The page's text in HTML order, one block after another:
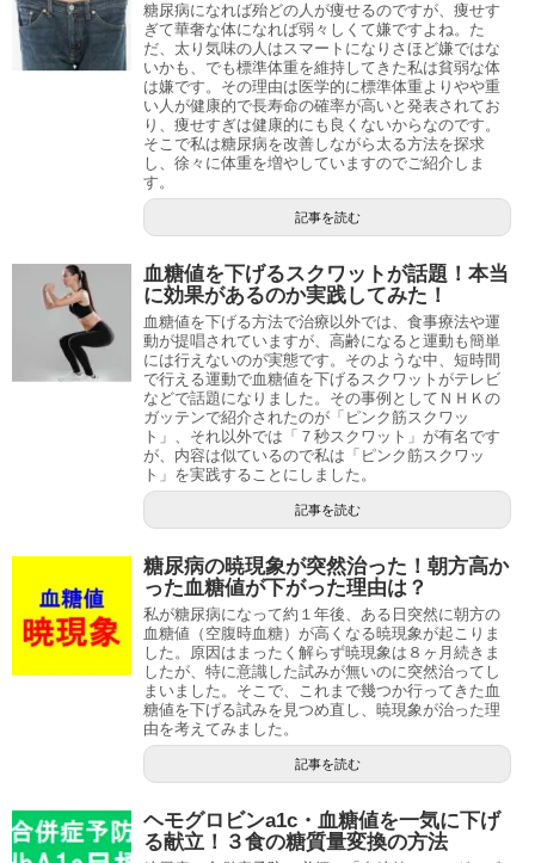
糖尿病になれば殆どの人が痩せるのですが、痩せす
ぎて華奢な体になれば弱々しくて嫌ですよね。た
だ、太り気味の人はスマートになりさほど嫌ではな
いかも、でも標準体重を維持してきた私は貧弱な体
は嫌です。その理由は医学的に標準体重よりやや重
い人が健康的で長寿命の確率が高いと発表されてお
り、痩せすぎは健康的にも良くないからなのです。
そこで私は糖尿病を改善しながら太る方法を探求
し、徐々に体重を増やしていますのでご紹介しま
す。
記事を読む
血糖値を下げるスクワットが話題！本当
に効果があるのか実践してみた！
血糖値を下げる方法で治療以外では、食事療法や運
動が提唱されていますが、高齢になると運動も簡単
には行えないのが実態です。そのような中、短時間
で行える運動で血糖値を下げるスクワットがテレビ
などで話題になりました。その事例としてＮＨＫの
ガッテンで紹介されたのが「ピンク筋スクワッ
ト」、それ以外では「７秒スクワット」が有名です
が、内容は似ているので私は「ピンク筋スクワッ
ト」を実践することにしました。
記事を読む
糖尿病の暁現象が突然治った！朝方高か
った血糖値が下がった理由は？
私が糖尿病になって約１年後、ある日突然に朝方の
血糖値（空腹時血糖）が高くなる暁現象が起こりま
した。原因はまったく解らず暁現象は８ヶ月続きま
したが、特に意識した試みが無いのに突然治ってし
まいました。そこで、これまで幾つか行ってきた血
糖値を下げる試みを見つめ直し、暁現象が治った理
由を考えてみました。
記事を読む
ヘモグロビンa1c・血糖値を一気に下げ
る献立！３食の糖質量変換の方法